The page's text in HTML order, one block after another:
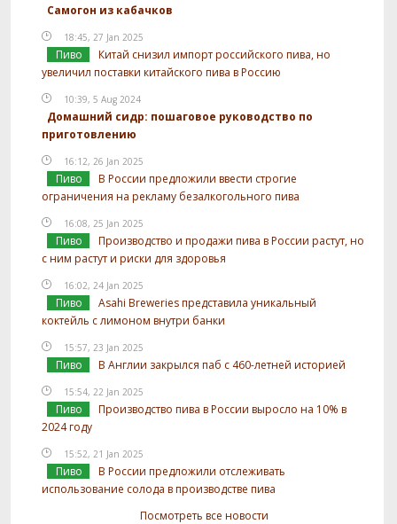
Самогон из кабачков
18:45, 27 Jan 2025
Пиво
Китай снизил импорт российского пива, но
увеличил поставки китайского пива в Россию
10:39, 5 Aug 2024
Домашний сидр: пошаговое руководство по
приготовлению
16:12, 26 Jan 2025
Пиво
В России предложили ввести строгие
ограничения на рекламу безалкогольного пива
16:08, 25 Jan 2025
Пиво
Производство и продажи пива в России растут, но
с ним растут и риски для здоровья
16:02, 24 Jan 2025
Пиво
Asahi Breweries представила уникальный
коктейль с лимоном внутри банки
15:57, 23 Jan 2025
Пиво В Англии закрылся паб с 460-летней историей
15:54, 22 Jan 2025
Пиво
Производство пива в России выросло на 10% в
2024 году
15:52, 21 Jan 2025
Пиво
В России предложили отслеживать
использование солода в производстве пива
Посмотреть все новости